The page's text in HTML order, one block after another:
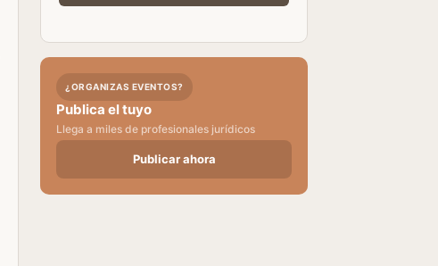
¿ORGANIZAS EVENTOS?
Publica el tuyo
Llega a miles de profesionales jurídicos
Publicar ahora